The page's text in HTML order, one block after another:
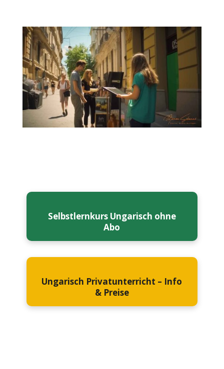
Selbstlernkurs Ungarisch ohne
Abo
Ungarisch Privatunterricht – Info
& Preise